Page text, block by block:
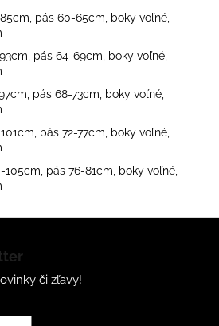
pás 60-65cm, boky voľné,
pás 64-69cm, boky voľné,
pás 68-73cm, boky voľné,
pás 72-77cm, boky voľné,
pás 76-81cm, boky voľné,
či zľavy!